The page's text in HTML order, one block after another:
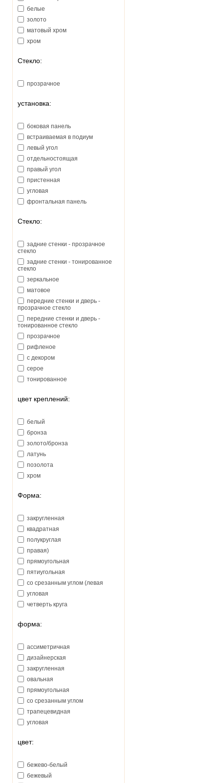
белые
золото
матовый хром
хром
Стекло:
прозрачное
установка:
боковая панель
встраиваемая в подиум
левый угол
отдельностоящая
правый угол
пристенная
угловая
фронтальная панель
Стекло:
задние стенки - прозрачное
стекло
задние стенки - тонированное
стекло
зеркальное
матовое
передние стенки и дверь -
прозрачное стекло
передние стенки и дверь -
тонированное стекло
прозрачное
рифленое
с декором
серое
тонированное
цвет креплений:
белый
бронза
золото/бронза
латунь
позолота
хром
Форма:
закругленная
квадратная
полукруглая
правая)
прямоугольная
пятиугольная
со срезанным углом (левая
угловая
четверть круга
форма:
ассиметричная
дизайнерская
закругленная
овальная
прямоугольная
со срезанным углом
трапецевидная
угловая
цвет:
бежево-белый
бежевый